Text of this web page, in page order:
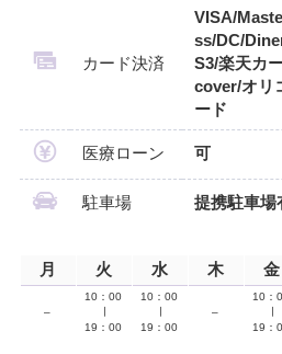
カード決済
VISA/
ss/DC/
S3/楽天カ
cover/オリ
ード
医療ローン 可
駐車場 提携駐車場
月 火 水 木 金
–
10：00
19：00
10：00
19：00
–
10：
19：